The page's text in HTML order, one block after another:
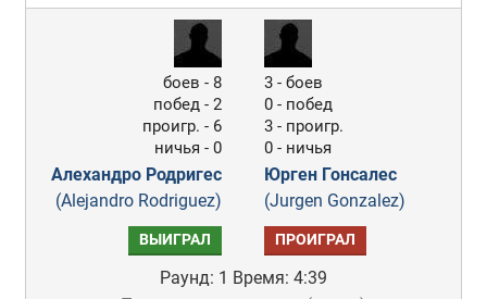
боев - 8
побед - 2
проигр. - 6
ничья - 0
Алехандро Родригес
(Alejandro Rodriguez)
3 - боев
0 - побед
3 - проигр.
0 - ничья
Юрген Гонсалес
(Jurgen Gonzalez)
ВЫИГРАЛ ПРОИГРАЛ
Раунд: 1 Время: 4:39